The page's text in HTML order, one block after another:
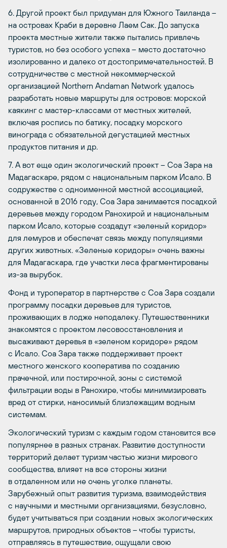
6. Другой проект был придуман для Южного Таиланда –
на островах Краби в деревне Лаем Сак. До запуска
проекта местные жители также пытались привлечь
туристов, но без особого успеха – место достаточно
изолированно и далеко от достопримечательностей. В
сотрудничестве с местной некоммерческой
организацией Northern Andaman Network удалось
разработать новые маршруты для островов: морской
каякинг с мастер-классами от местных жителей,
включая роспись по батику, посадку морского
винограда с обязательной дегустацией местных
продуктов питания и др.
7. А вот еще один экологический проект – Соа Зара на
Мадагаскаре, рядом с национальным парком Исало. В
содружестве с одноименной местной ассоциацией,
основанной в 2016 году, Соа Зара занимается посадкой
деревьев между городом Ранохирой и национальным
парком Исало, которые создадут «зеленый коридор»
для лемуров и обеспечат связь между популяциями
других животных. «Зеленые коридоры» очень важны
для Мадагаскара, где участки леса фрагментированы
из-за вырубок.
Фонд и туроператор в партнерстве с Соа Зара создали
программу посадки деревьев для туристов,
проживающих в лодже неподалеку. Путешественники
знакомятся с проектом лесовосстановления и
высаживают деревья в «зеленом коридоре» рядом
с Исало. Соа Зара также поддерживает проект
местного женского кооператива по созданию
прачечной, или постирочной, зоны с системой
фильтрации воды в Ранохире, чтобы минимизировать
вред от стирки, наносимый близлежащим водным
системам.
Экологический туризм с каждым годом становится все
популярнее в разных странах. Развитие доступности
территорий делает туризм частью жизни мирового
сообщества, влияет на все стороны жизни
в отдаленном или не очень уголке планеты.
Зарубежный опыт развития туризма, взаимодействия
с научными и местными организациями, безусловно,
будет учитываться при создании новых экологических
маршрутов, природных объектов – чтобы туристы,
отправляясь в путешествие, ощущали свою